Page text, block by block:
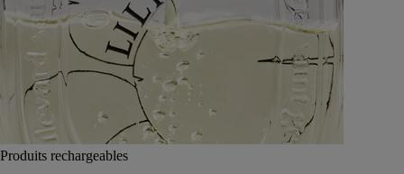
Produits rechargeables